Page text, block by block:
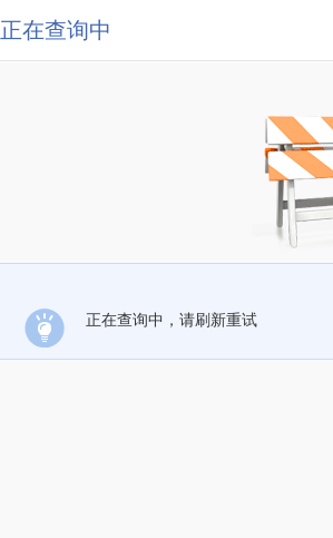
正在查询中
正在查询中，请刷新重试